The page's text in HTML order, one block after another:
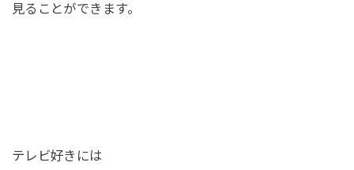
見ることができます。
テレビ好きには